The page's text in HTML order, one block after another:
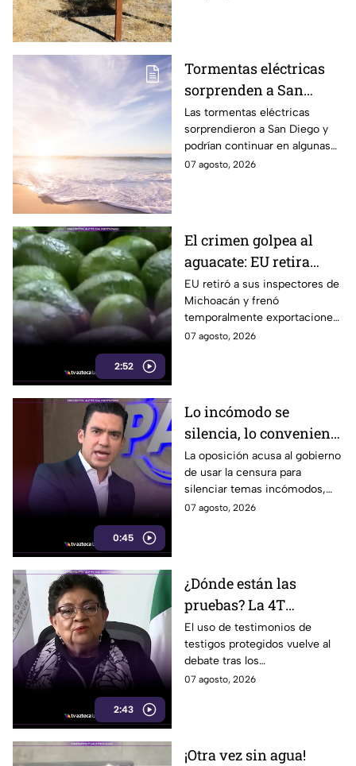
Tormentas eléctricas
sorprenden a San
Diego; autoridades
advierten que
continuarán durante el
fin de semana
Las tormentas eléctricas
sorprendieron a San Diego y
podrían continuar en algunas
zonas durante el fin de
07 agosto, 2026
2:52
El crimen golpea al
aguacate: EU retira
inspectores y suspende
temporalmente
exportaciones
EU retiró a sus inspectores de
Michoacán y frenó
temporalmente exportaciones
de aguacate ante la
07 agosto, 2026
0:45
Lo incómodo se
silencia, lo conveniente
se exhibe: oposición
acusa al gobierno
La oposición acusa al gobierno
de usar la censura para
silenciar temas incómodos,
mientras da reflectores a
07 agosto, 2026
2:43
¿Dónde están las
pruebas? La 4T
cuestiona a EU por
testigos protegidos y el
caso Ángel Aguirre
revive el debate
El uso de testimonios de
testigos protegidos vuelve al
debate tras los
cuestionamientos de la 4T a
07 agosto, 2026
¡Otra vez sin agua!